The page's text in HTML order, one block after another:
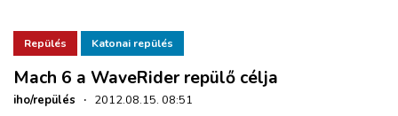
Repülés Katonai repülés
Mach 6 a WaveRider repülő célja
iho/repülés · 2012.08.15. 08:51